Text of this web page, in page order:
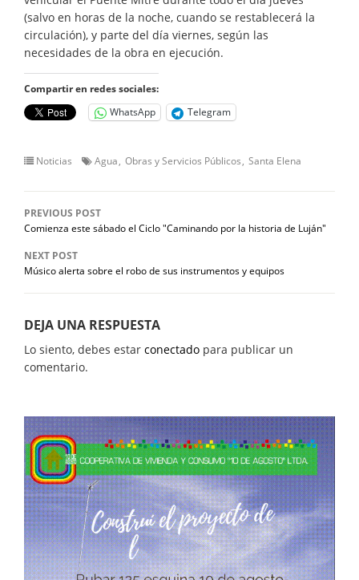
(salvo en horas de la noche, cuando se restablecerá la
circulación), y parte del día viernes, según las
necesidades de la obra en ejecución.
Compartir en redes sociales:
WhatsApp
Telegram
Noticias Agua Obras y Servicios Públicos Santa Elena
PREVIOUS POST
Comienza este sábado el Ciclo "Caminando por la historia de Luján"
NEXT POST
Músico alerta sobre el robo de sus instrumentos y equipos
DEJA UNA RESPUESTA
Lo siento, debes estar conectado para publicar un
comentario.